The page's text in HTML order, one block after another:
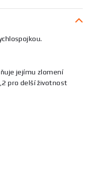
jejímu zlomení
pro delší životnost